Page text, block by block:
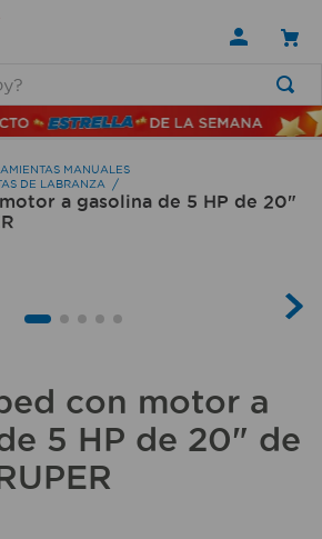
MANUALES
DE LABRANZA
a gasolina de 5 HP de 20"
con motor a
5 HP de 20" de